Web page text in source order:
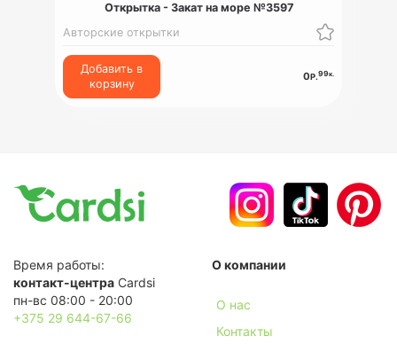
Открытка - Закат на море №3597
Авторские открытки
Добавить в
корзину
0 Р.99к.
Время работы:
контакт-центра Cardsi
пн-вс 08:00 - 20:00
+375 29 644-67-66
О компании
О нас
Контакты